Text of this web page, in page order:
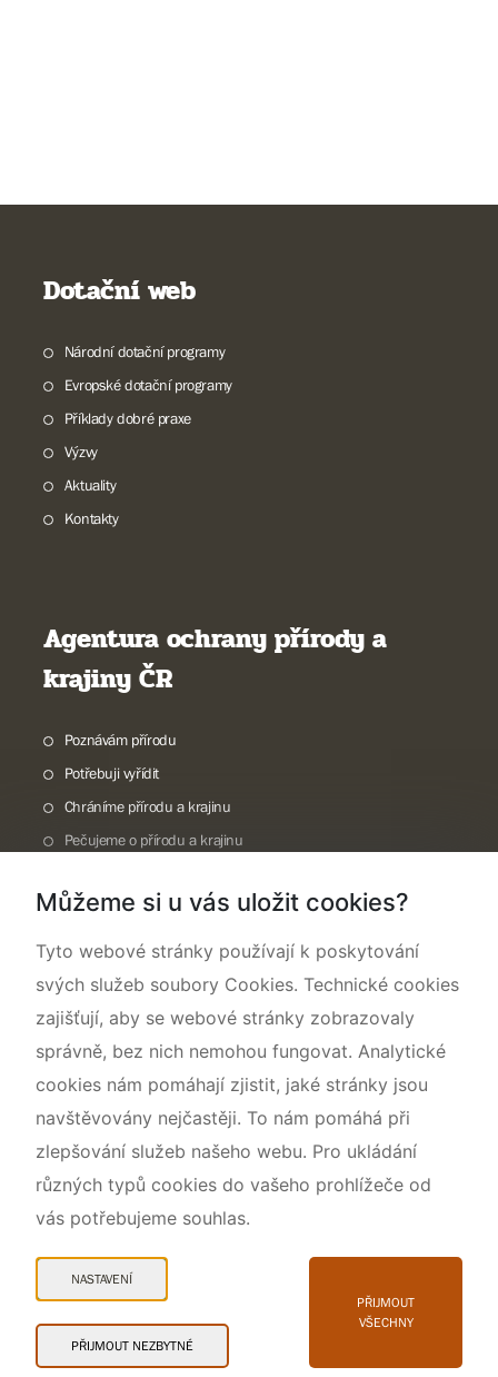
Dotační web
Národní dotační programy
Evropské dotační programy
Příklady dobré praxe
Výzvy
Aktuality
Kontakty
Agentura ochrany přírody a
krajiny ČR
Poznávám přírodu
Potřebuji vyřídit
Chráníme přírodu a krajinu
Pečujeme o přírodu a krajinu
O nás
Snadné čtení
© 2026 AOPK ČR
Můžeme si u vás uložit cookies?
Tyto webové stránky používají k poskytování
svých služeb soubory Cookies. Technické cookies
zajišťují, aby se webové stránky zobrazovaly
správně, bez nich nemohou fungovat. Analytické
cookies nám pomáhají zjistit, jaké stránky jsou
navštěvovány nejčastěji. To nám pomáhá při
zlepšování služeb našeho webu. Pro ukládání
různých typů cookies do vašeho prohlížeče od
vás potřebujeme souhlas.
NASTAVENÍ
PŘIJMOUT NEZBYTNÉ
PŘIJMOUT
VŠECHNY